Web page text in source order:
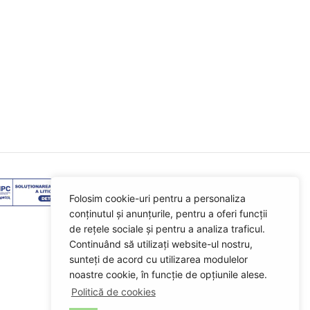
Folosim cookie-uri pentru a personaliza
conținutul și anunțurile, pentru a oferi funcții
de rețele sociale și pentru a analiza traficul.
Continuând să utilizați website-ul nostru,
sunteți de acord cu utilizarea modulelor
noastre cookie, în funcție de opțiunile alese.
Politică de cookies